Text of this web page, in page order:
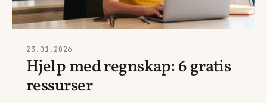
23.01.2026
Hjelp med regnskap: 6 gratis
ressurser